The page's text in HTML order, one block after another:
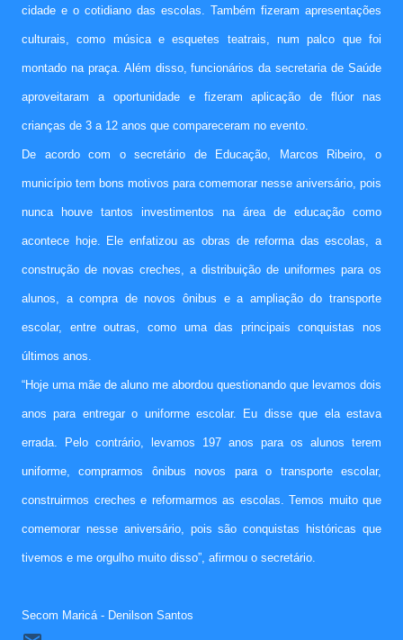
cidade e o cotidiano das escolas. Também fizeram apresentações
culturais, como música e esquetes teatrais, num palco que foi
montado na praça. Além disso, funcionários da secretaria de Saúde
aproveitaram a oportunidade e fizeram aplicação de flúor nas
crianças de 3 a 12 anos que compareceram no evento.
De acordo com o secretário de Educação, Marcos Ribeiro, o
município tem bons motivos para comemorar nesse aniversário, pois
nunca houve tantos investimentos na área de educação como
acontece hoje. Ele enfatizou as obras de reforma das escolas, a
construção de novas creches, a distribuição de uniformes para os
alunos, a compra de novos ônibus e a ampliação do transporte
escolar, entre outras, como uma das principais conquistas nos
últimos anos.
“Hoje uma mãe de aluno me abordou questionando que levamos dois
anos para entregar o uniforme escolar. Eu disse que ela estava
errada. Pelo contrário, levamos 197 anos para os alunos terem
uniforme, comprarmos ônibus novos para o transporte escolar,
construirmos creches e reformarmos as escolas. Temos muito que
comemorar nesse aniversário, pois são conquistas históricas que
tivemos e me orgulho muito disso”, afirmou o secretário.
Secom Maricá - Denilson Santos